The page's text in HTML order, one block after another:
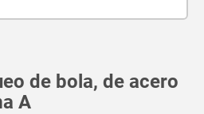
de bola, de acero
A